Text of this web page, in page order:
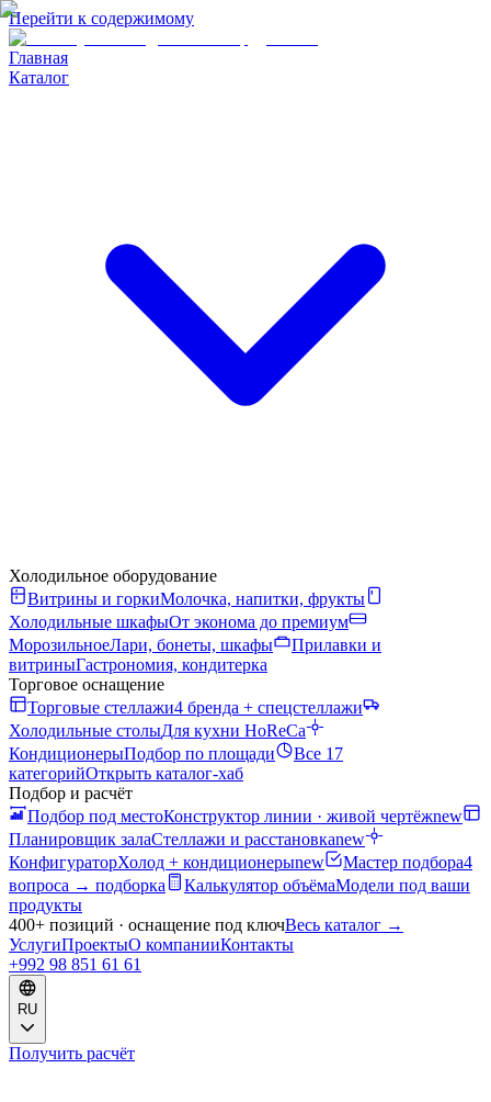
Перейти к содержимому
Главная
Каталог
Холодильное оборудование
Витрины и горкиМолочка, напитки, фрукты
Холодильные шкафыОт эконома до премиум
МорозильноеЛари, бонеты, шкафы
Прилавки и
витриныГастрономия, кондитерка
Торговое оснащение
Торговые стеллажи4 бренда + спецстеллажи
Холодильные столыДля кухни HoReCa
КондиционерыПодбор по площади
Все 17
категорийОткрыть каталог-хаб
Подбор и расчёт
Подбор под местоКонструктор линии · живой чертёжnew
Планировщик залаСтеллажи и расстановкаnew
КонфигураторХолод + кондиционерыnew Мастер подбора4
вопроса → подборка
Калькулятор объёмаМодели под ваши
продукты
400+ позиций · оснащение под ключВесь каталог →
УслугиПроектыО компанииКонтакты
+992 98 851 61 61
RU
Получить расчёт